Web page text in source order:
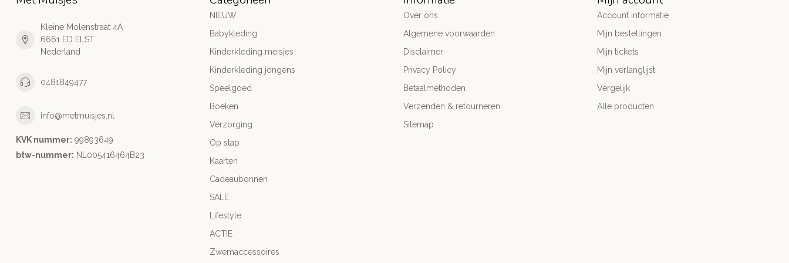
Kleine Molenstraat 4A
6661 ED ELST
Nederland
0481849477
info@metmuisjes.nl
KVK nummer: 99893649
btw-nummer: NL005416464B23
NIEUW
Babykleding
Kinderkleding meisjes
Kinderkleding jongens
Speelgoed
Boeken
Verzorging
Op stap
Kaarten
Cadeaubonnen
SALE
Lifestyle
ACTIE
Zwemaccessoires
Over ons
Algemene voorwaarden
Disclaimer
Privacy Policy
Betaalmethoden
Verzenden & retourneren
Sitemap
Account informatie
Mijn bestellingen
Mijn tickets
Mijn verlanglijst
Vergelijk
Alle producten